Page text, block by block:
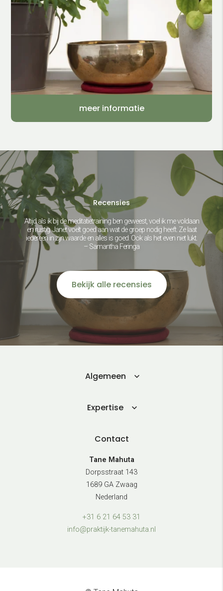
meer informatie
Recensies
Altijd als ik bij de meditatietraining ben geweest, voel ik me voldaan
en rustig. Janet voelt goed aan wat de groep nodig heeft. Ze laat
iedereen in zijn waarde en alles is goed. Ook als het even niet lukt.
– Samantha Feringa
Bekijk alle recensies
Algemeen
Expertise
Contact
Tane Mahuta
Dorpsstraat 143
1689 GA Zwaag
Nederland
+31 6 21 64 53 31
info@praktijk-tanemahuta.nl